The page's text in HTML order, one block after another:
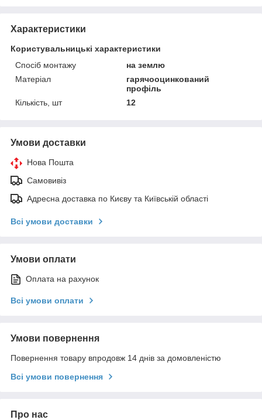
Характеристики
Користувальницькі характеристики
Спосіб монтажу
на землю
Матеріал
гарячооцинкований
профіль
Кількість, шт
12
Умови доставки
Нова Пошта
Самовивіз
Адресна доставка по Києву та Київській області
Всі умови доставки
Умови оплати
Оплата на рахунок
Всі умови оплати
Умови повернення
Повернення товару впродовж 14 днів за домовленістю
Всі умови повернення
Про нас